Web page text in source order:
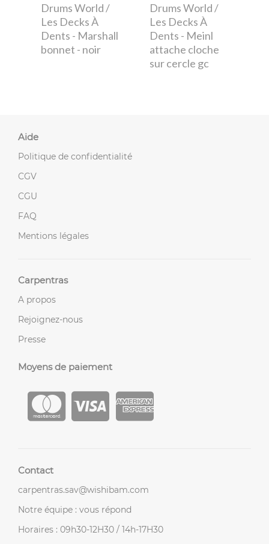
Drums World /
Les Decks À
Dents - Marshall
bonnet - noir
Drums World /
Les Decks À
Dents - Meinl
attache cloche
sur cercle gc
Aide
Politique de confidentialité
CGV
CGU
FAQ
Mentions légales
Carpentras
A propos
Rejoignez-nous
Presse
Moyens de paiement
Contact
carpentras.sav@wishibam.com
Notre équipe : vous répond
Horaires : 09h30-12H30 / 14h-17H30